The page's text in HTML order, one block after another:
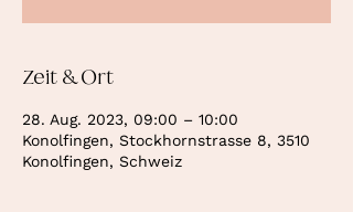
Zeit & Ort
28. Aug. 2023, 09:00 – 10:00
Konolfingen, Stockhornstrasse 8, 3510
Konolfingen, Schweiz